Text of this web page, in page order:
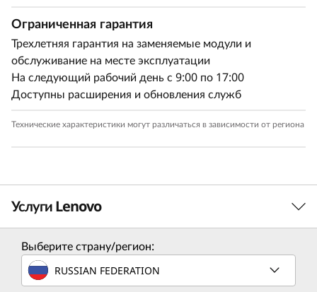
Ограниченная гарантия
Трехлетняя гарантия на заменяемые модули и
обслуживание на месте эксплуатации
На следующий рабочий день с 9:00 по 17:00
Доступны расширения и обновления служб
Технические характеристики могут различаться в зависимости от региона
Услуги Lenovo
TruScale Services
Leverage real-time monitoring, 24x7 incident response,
Выберите страну/регион:
RUSSIAN FEDERATION